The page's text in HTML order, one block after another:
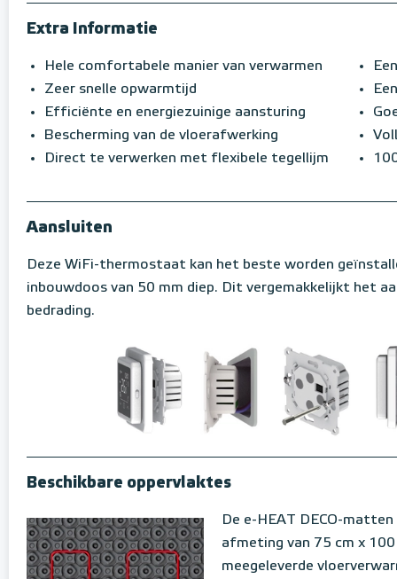
Extra Informatie
Hele comfortabele manier van verwarmen
Zeer snelle opwarmtijd
Efficiënte en energiezuinige aansturing
Bescherming van de vloerafwerking
Direct te verwerken met flexibele tegellijm
Aansluiten
Deze WiFi-thermostaat kan het beste worden
inbouwdoos van 50 mm diep. Dit vergemakkelijkt het
bedrading.
Beschikbare oppervlaktes
De e-HEAT DECO-matten
afmeting van 75 cm x
meegeleverde